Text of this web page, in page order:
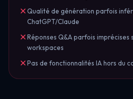
Qualité de génération parfois
ChatGPT/Claude
Réponses Q&A parfois imprécises
workspaces
Pas de fonctionnalités IA hors du